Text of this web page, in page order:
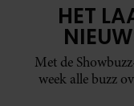
HET
Met de
week alle buzz